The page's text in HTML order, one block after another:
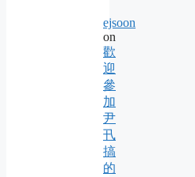
ejsoon
on
歡
迎
參
加
尹
卂
搞
的